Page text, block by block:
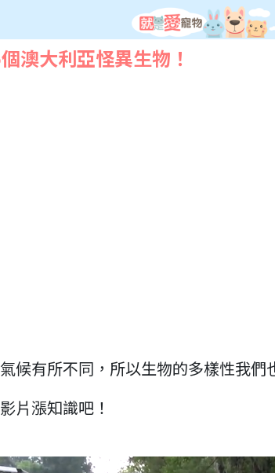
澳大利亞怪異生物！
候有所不同，所以生物的多樣性我
片漲知識吧！